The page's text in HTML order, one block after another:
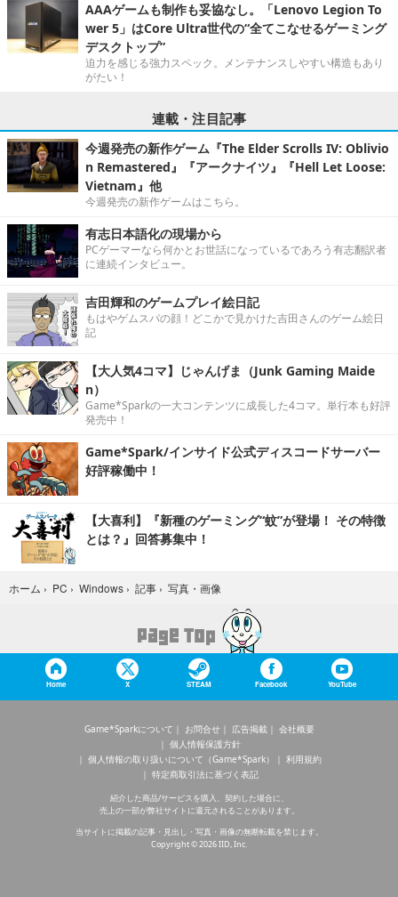
AAAゲームも制作も妥協なし。「Lenovo Legion To
wer 5」はCore Ultra世代の“全てこなせるゲーミング
デスクトップ”
迫力を感じる強力スペック。メンテナンスしやすい構造もあり
がたい！
連載・注目記事
今週発売の新作ゲーム『The Elder Scrolls IV: Oblivio
n Remastered』『アークナイツ』『Hell Let Loose:
Vietnam』他
今週発売の新作ゲームはこちら。
有志日本語化の現場から
PCゲーマーなら何かとお世話になっているであろう有志翻訳者
に連続インタビュー。
吉田輝和のゲームプレイ絵日記
もはやゲムスパの顔！どこかで見かけた吉田さんのゲーム絵日
記
【大人気4コマ】じゃんげま（Junk Gaming Maide
n）
Game*Sparkの一大コンテンツに成長した4コマ。単行本も好評
発売中！
Game*Spark/インサイド公式ディスコードサーバー
好評稼働中！
【大喜利】『新種のゲーミング“蚊”が登場！ その特徴
とは？』回答募集中！
ホーム › PC › Windows › 記事 › 写真・画像
Home X STEAM Facebook YouTube
Game*Sparkについて お問合せ 広告掲載
会社概要
個人情報保護方針
個人情報の取り扱いについて（Game*Spark）
利用規約
特定商取引法に基づく表記
紹介した商品/サービスを購入、契約した場合に、
売上の一部が弊社サイトに還元されることがあります。
当サイトに掲載の記事・見出し・写真・画像の無断転載を禁じます。
Copyright © 2026 IID, Inc.